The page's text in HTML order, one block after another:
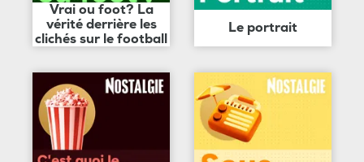
Vrai ou foot? La
vérité derrière les
clichés sur le football
Le portrait